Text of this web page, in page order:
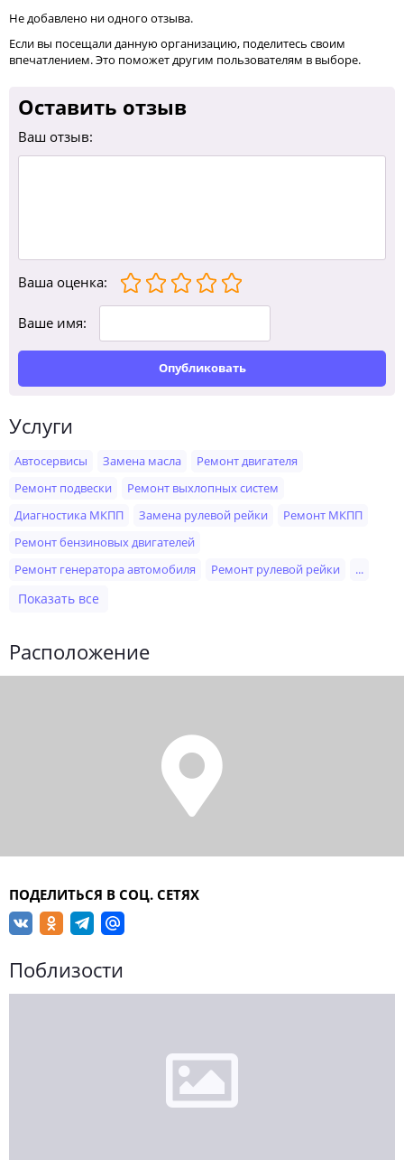
Не добавлено ни одного отзыва.
Если вы посещали данную организацию, поделитесь своим
впечатлением. Это поможет другим пользователям в выборе.
Оставить отзыв
Ваш отзыв:
Ваша оценка:
Ваше имя:
Опубликовать
Услуги
Автосервисы Замена масла
Ремонт двигателя
Ремонт подвески
Ремонт выхлопных систем
Диагностика МКПП
Замена рулевой рейки
Ремонт МКПП
Ремонт бензиновых двигателей
Ремонт генератора автомобиля
Ремонт рулевой рейки ...
Показать все
Расположение
ПОДЕЛИТЬСЯ В СОЦ. СЕТЯХ
Поблизости